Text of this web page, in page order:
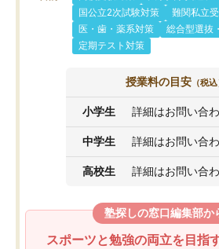
国公立2次試験対策
難関私立
医・歯・薬系対策
総合型選抜
定期テスト対策
授業料の目安 （税込
小学生 詳細はお問い合
中学生 詳細はお問い合
高校生 詳細はお問い合
塾探しの窓口編集部か
スポーツと勉強の両立を目指